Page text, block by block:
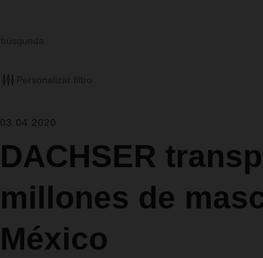
Personalizar filtro
03.04.2020
DACHSER
millones de
México